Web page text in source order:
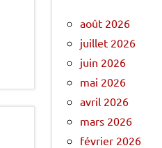
août 2026
juillet 2026
juin 2026
mai 2026
avril 2026
mars 2026
février 2026